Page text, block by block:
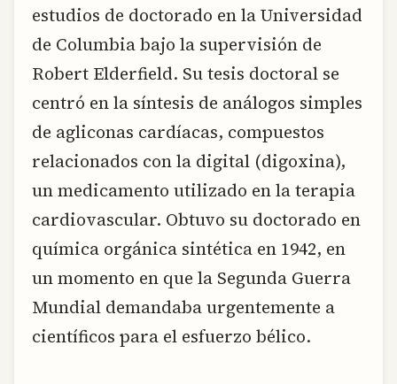
estudios de doctorado en la Universidad
de Columbia bajo la supervisión de
Robert Elderfield. Su tesis doctoral se
centró en la síntesis de análogos simples
de agliconas cardíacas, compuestos
relacionados con la digital (digoxina),
un medicamento utilizado en la terapia
cardiovascular. Obtuvo su doctorado en
química orgánica sintética en 1942, en
un momento en que la Segunda Guerra
Mundial demandaba urgentemente a
científicos para el esfuerzo bélico.